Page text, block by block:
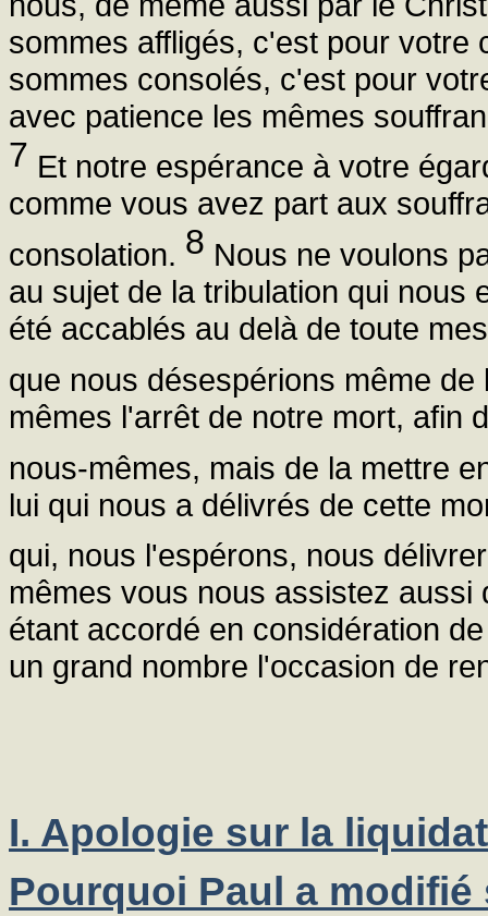
sommes affligés, c'est pour votre
sommes consolés, c'est pour
avec patience les mêmes
7 Et notre espérance à votre
comme vous avez part aux
consolation. 8 Nous ne voulons
au sujet de la tribulation qui nous
été accablés au delà de toute
que nous désespérions même
mêmes l'arrêt de notre mort, afin
nous-mêmes, mais de la mettre
lui qui nous a délivrés de cette
qui, nous l'espérons, nous
mêmes vous nous assistez
étant accordé en considération
un grand nombre l'occasion de
I. Apologie sur la
Pourquoi Paul a